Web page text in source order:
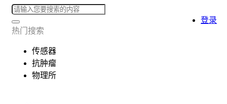
热门搜索
传感器
抗肿瘤
物理所
登录